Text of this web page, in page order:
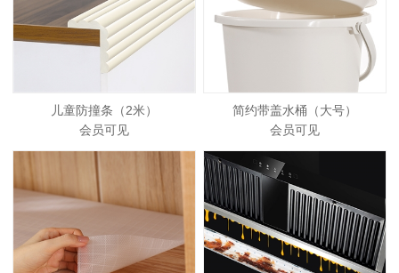
儿童防撞条（2米）
会员可见
简约带盖水桶（大号）
会员可见